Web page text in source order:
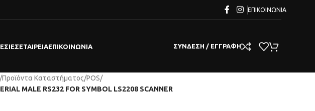
ΕΠΙΚΟΙΝΩΝΊΑ
ΕΤΑΙΡΕΊΑΕΠΙΚΟΙΝΩΝΊΑ ΣΎΝΔΕΣΗ / ΕΓΓΡΑΦΉ
/Προϊόντα Καταστήματος/POS/
MALE RS232 FOR SYMBOL LS2208 SCANNER